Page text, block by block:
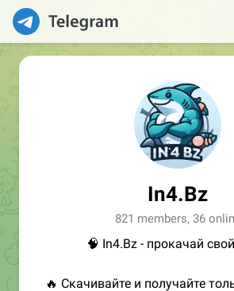
In4.Bz
821 members, 36
🧠 In4.Bz - прокачай
🔥 Скачивайте и получайте